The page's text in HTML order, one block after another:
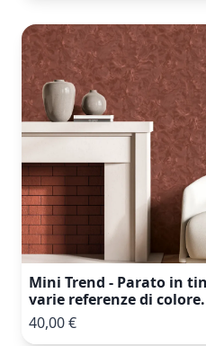
Mini Trend - Parato in
varie referenze di
40,00 €